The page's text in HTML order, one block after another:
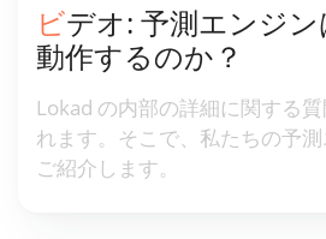
ビデオ: 予測エンジンはどのように
動作するのか？
Lokad の内部の詳細に関する
れます。そこで、私たちの予
ご紹介します。